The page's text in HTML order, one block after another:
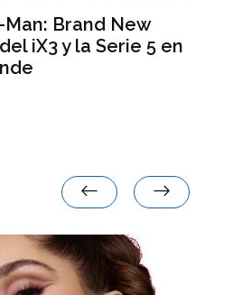
Man: Brand New
iX3 y la Serie 5 en